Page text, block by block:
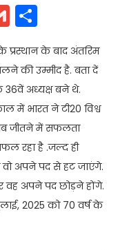
Gmail
प्रस्थान के बाद अंतरिम
की उम्मीद है. बता दें
36वें अध्यक्ष बने थे.
में भारत ने टी20 विश्व
जीतने में सफलता
रहा है .जल्द ही
अपने पद से हट जाएंगे.
वह अपने पद छोड़ने होंगे.
2025 को 70 वर्ष के